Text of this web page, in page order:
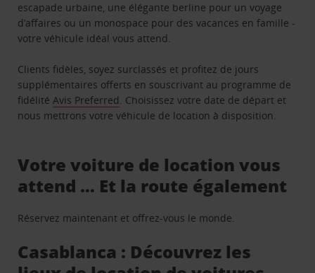
escapade urbaine, une élégante berline pour un voyage
d’affaires ou un monospace pour des vacances en famille -
votre véhicule idéal vous attend.
Clients fidèles, soyez surclassés et profitez de jours
supplémentaires offerts en souscrivant au programme de
fidélitéAvis Preferred. Choisissez votre date de départ et
nous mettrons votre véhicule de location à disposition.
Votre voiture de location vous
attend … Et la route également
Réservez maintenant et offrez-vous le monde.
Casablanca : Découvrez les